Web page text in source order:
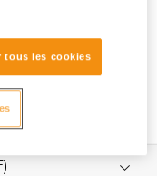
de mouflages
TRAXION,
tous les cookies